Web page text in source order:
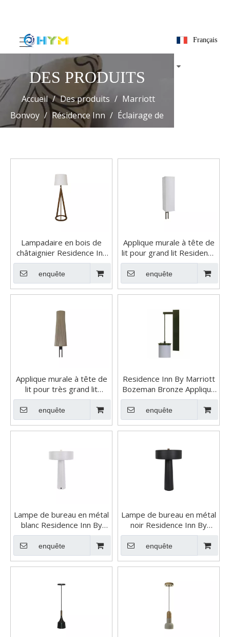
Français
DES PRODUITS
Accueil / Des produits / Marriott
Bonvoy / Résidence Inn / Éclairage de
Lampadaire en bois de
châtaignier Residence Inn
By Marriott
enquête
Applique murale à tête de
lit pour grand lit Residence
Inn By Marriott
enquête
Applique murale à tête de
lit pour très grand lit
Residence Inn By Marriott
enquête
Residence Inn By Marriott
Bozeman Bronze Applique
Murale
enquête
Lampe de bureau en métal
blanc Residence Inn By
Marriott
enquête
Lampe de bureau en métal
noir Residence Inn By
Marriott
enquête